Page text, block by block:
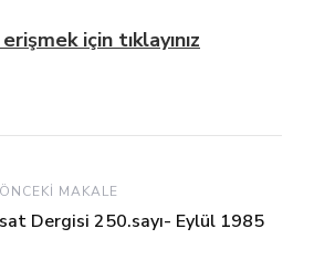
erişmek için tıklayınız
ÖNCEKI MAKALE
Dergisi 250.sayı- Eylül 1985